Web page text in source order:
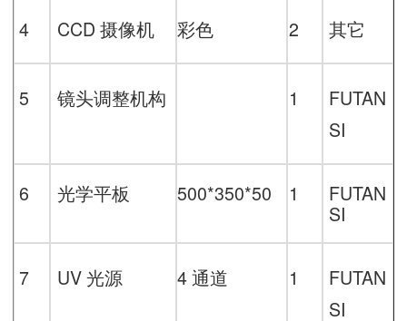
4 CCD 摄像机 彩色 2 其它
5 镜头调整机构 1
FUTAN
SI
6 光学平板 500*350*50 1 FUTAN
SI
7 UV光源 4通道 1
FUTAN
SI